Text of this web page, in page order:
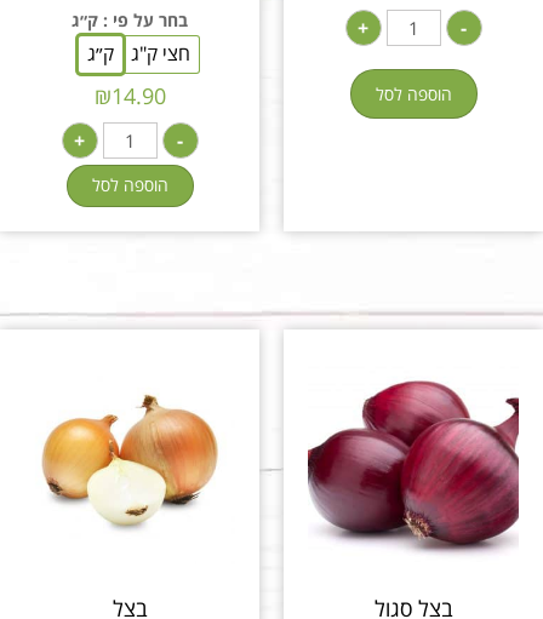
-
+
הוספה לסל
בחר על פי : ק״ג
חצי ק"ג ק״ג
₪14.90
-
+
הוספה לסל
בצל סגול
בצל